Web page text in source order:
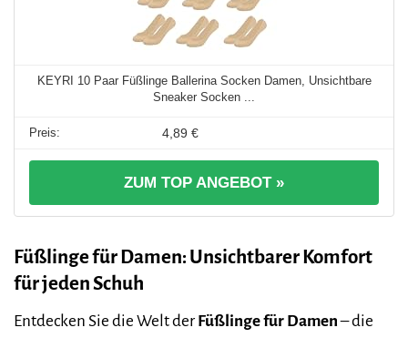
KEYRI 10 Paar Füßlinge Ballerina Socken Damen, Unsichtbare
Sneaker Socken ...
4,89 €
ZUM TOP ANGEBOT »
Füßlinge für Damen: Unsichtbarer Komfort
für jeden Schuh
Entdecken Sie die Welt der Füßlinge für Damen– die